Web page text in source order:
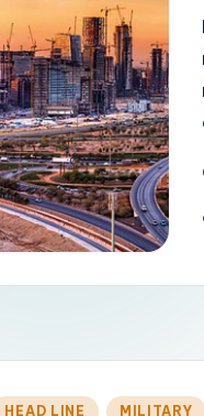
HEAD LINE MILITARY